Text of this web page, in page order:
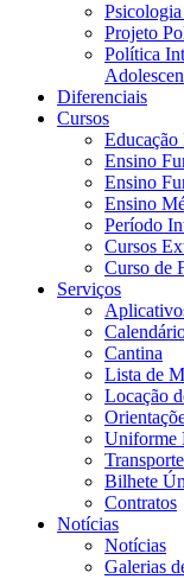
Projeto
Política
Diferenciais
Cursos
Ensino
Ensino
Ensino
Período
Cursos
Curso de
Serviços
Cantina
Lista de
Locação
Uniforme
Bilhete
Contratos
Notícias
Notícias
Galerias